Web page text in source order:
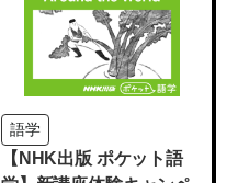
語学
【NHK出版 ポケット語